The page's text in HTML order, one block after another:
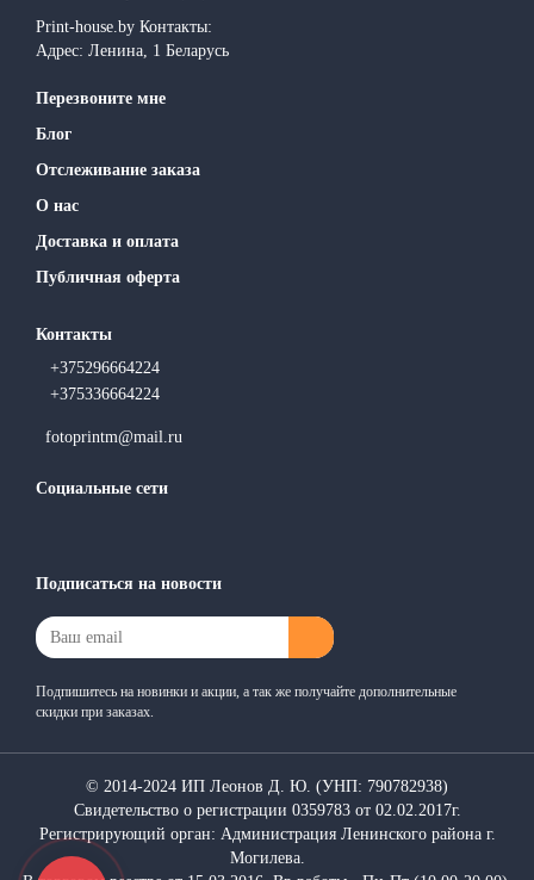
Print-house.by Контакты:
Адрес: Ленина, 1 Беларусь
Перезвоните мне
Блог
Отслеживание заказа
О нас
Доставка и оплата
Публичная оферта
Контакты
+375296664224
+375336664224
fotoprintm@mail.ru
Социальные сети
Подписаться на новости
Подпишитесь на новинки и акции, а так же получайте дополнительные
скидки при заказах.
© 2014-2024 ИП Леонов Д. Ю. (УНП: 790782938)
Свидетельство о регистрации 0359783 от 02.02.2017г.
Регистрирующий орган: Администрация Ленинского района г.
Могилева.